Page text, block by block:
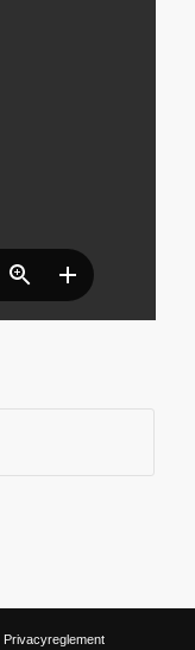
Privacyreglement